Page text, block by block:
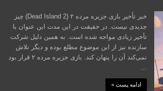
خبر تأخیر بازی جزیره مرده ۲ (Dead Island 2) چیز
جدیدی نیست. در حقیقت در این مدت این عنوان با
تأخیر زیادی مواجه شده است. به همین دلیل شرکت
سازنده نیز از این موضوع مطلع بوده و دیگر تلاش
نمی‌کند آن را پنهان کند. بازی جزیره مرده ۲ قرار بود
…
ادامه پست »